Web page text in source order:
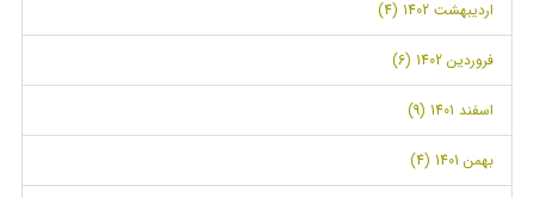
اردیبهشت 1402 (4)
فروردین 1402 (6)
اسفند 1401 (9)
بهمن 1401 (4)